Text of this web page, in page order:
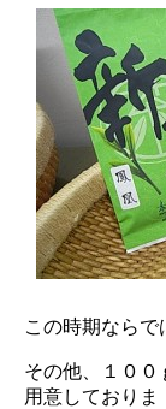
この時期ならで
その他、１０
用意しておりま